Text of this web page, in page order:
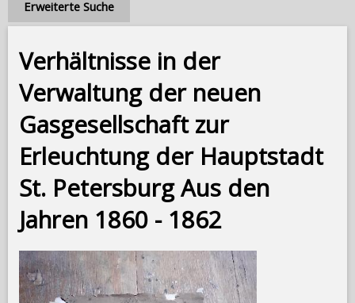
Erweiterte Suche
Verhältnisse in der
Verwaltung der neuen
Gasgesellschaft zur
Erleuchtung der Hauptstadt
St. Petersburg Aus den
Jahren 1860 - 1862